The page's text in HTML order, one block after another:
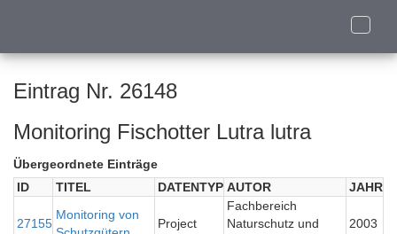
Toggle
Eintrag Nr. 26148
Monitoring Fischotter Lutra lutra
Übergeordnete Einträge
ID
TITEL DATENTYP AUTOR JAHR
27155
Monitoring von
Project
Fachbereich
Naturschutz und
2003